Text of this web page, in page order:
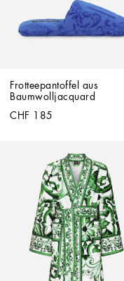
Frotteepantoffel aus
Baumwolljacquard
CHF 185